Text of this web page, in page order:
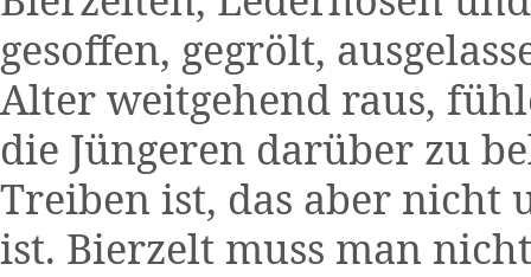
gesoffen, gegrölt,
Alter weitgehend raus,
die Jüngeren darüber zu
Treiben ist, das aber
ist. Bierzelt muss man